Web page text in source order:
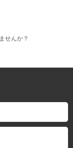
せんか？